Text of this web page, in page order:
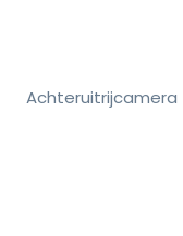
Achteruitrijcamera